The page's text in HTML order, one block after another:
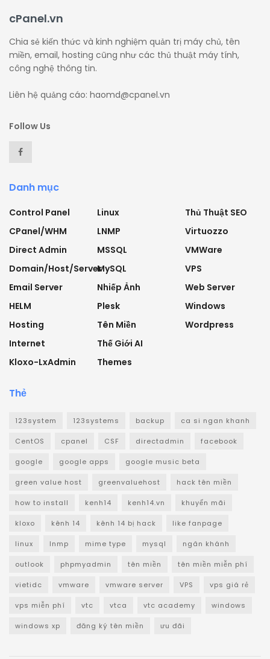
cPanel.vn
Chia sẻ kiến thức và kinh nghiệm quản trị máy chủ, tên
miền, email, hosting cũng như các thủ thuật máy tính,
công nghệ thông tin.
Liên hệ quảng cáo: haomd@cpanel.vn
Follow Us
Danh mục
Control Panel
CPanel/WHM
Direct Admin
Domain/Host/Server
Email Server
HELM
Hosting
Internet
Kloxo-LxAdmin
Linux
LNMP
MSSQL
MySQL
Nhiếp Ảnh
Plesk
Tên Miền
Thế Giới AI
Themes
Thủ Thuật SEO
Virtuozzo
VMWare
VPS
Web Server
Windows
Wordpress
Thẻ
123system 123systems backup ca si ngan khanh
CentOS cpanel CSF directadmin facebook
google google apps google music beta
green value host greenvaluehost hack tên miền
how to install kenh14 kenh14.vn khuyến mãi
kloxo kênh 14 kênh 14 bị hack like fanpage
linux lnmp mime type mysql ngân khánh
outlook phpmyadmin tên miền tên miền miễn phí
vietidc vmware vmware server VPS vps giá rẻ
vps miễn phí vtc vtca vtc academy windows
windows xp đăng ký tên miền ưu đãi